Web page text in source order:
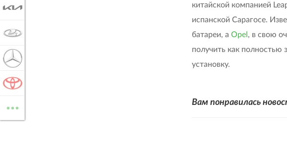
китайской компанией
испанской Сарагосе.
батареи, а Opel, в свою
получить как полностью
установку.
Вам понравилась
...